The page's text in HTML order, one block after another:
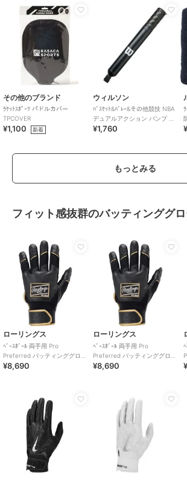
その他のブランド
ﾗｹｯﾄｽﾎﾟｰﾂ パドルカバー
TPCOVER
¥1,100 新着
ウィルソン
ﾊﾞｽｹｯﾄ&ﾊﾞﾚｰ&その他競技 NBA
デュアルアクション パンプ ブ
ラック(NBA DUAL ACTION
¥1,760
もっとみる
フィット感抜群のバッティンググ
ローリングス
ﾍﾞｰｽﾎﾞｰﾙ 両手用 Pro
Preferred バッティンググロー
ブ-ブラック
¥8,690
ローリングス
ﾍﾞｰｽﾎﾞｰﾙ 両手用 Pro
Preferred バッティンググロー
ブ-ブラック
¥8,690